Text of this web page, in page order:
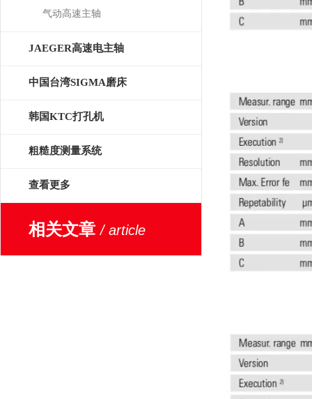
气动高速主轴
JAEGER高速电主轴
中国台湾SIGMA磨床
韩国KTC打孔机
粗糙度测量系统
查看更多
相关文章/ article